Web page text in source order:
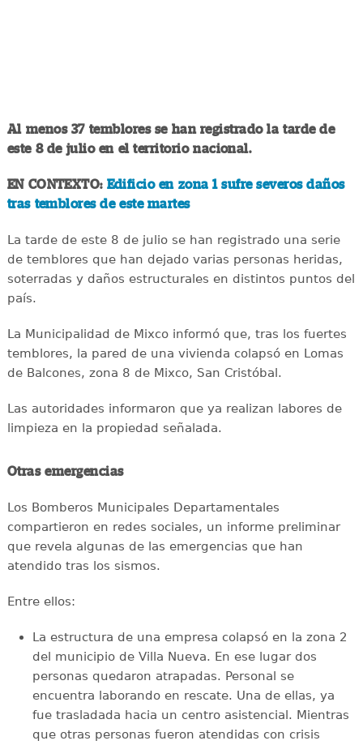
Al menos 37 temblores se han registrado la tarde de
este 8 de julio en el territorio nacional.
EN CONTEXTO: Edificio en zona 1 sufre severos daños
tras temblores de este martes
La tarde de este 8 de julio se han registrado una serie
de temblores que han dejado varias personas heridas,
soterradas y daños estructurales en distintos puntos del
país.
La Municipalidad de Mixco informó que, tras los fuertes
temblores, la pared de una vivienda colapsó en Lomas
de Balcones, zona 8 de Mixco, San Cristóbal.
Las autoridades informaron que ya realizan labores de
limpieza en la propiedad señalada.
Otras emergencias
Los Bomberos Municipales Departamentales
compartieron en redes sociales, un informe preliminar
que revela algunas de las emergencias que han
atendido tras los sismos.
Entre ellos:
La estructura de una empresa colapsó en la zona 2
del municipio de Villa Nueva. En ese lugar dos
personas quedaron atrapadas. Personal se
encuentra laborando en rescate. Una de ellas, ya
fue trasladada hacia un centro asistencial. Mientras
que otras personas fueron atendidas con crisis